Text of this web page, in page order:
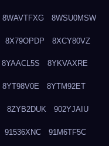
8WAVTFXG 8WSU0MSW
8X79OPDP 8XCY80VZ
8YAACL5S 8YKVAXRE
8YT98V0E 8YTM92ET
8ZYB2DUK 902YJAIU
91536XNC 91M6TF5C